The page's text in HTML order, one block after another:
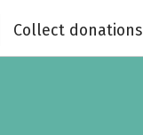
Collect donations